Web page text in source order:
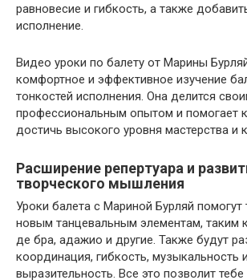
равновесие и гибкость, а также
исполнение.
Видео уроки по балету от Марины
комфортное и эффективное изучение
тонкостей исполнения. Она делится
профессиональным опытом и помогает
достичь высокого уровня мастерства и
Расширение репертуара и
творческого мышления
Уроки балета с Мариной Бурляй помогут
новым танцевальным элементам, таким
де бра, адажио и другие. Также будут
координация, гибкость, музыкальность
выразительность. Все это позволит